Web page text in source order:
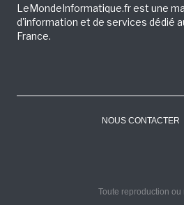
LeMondeInformatique.fr est une
d'information et de services dédié
France.
NOUS CONTACTER
Toute reproduction